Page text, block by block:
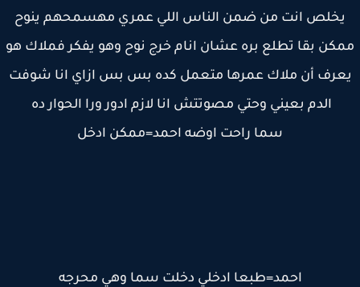
يخلص انت من ضمن الناس اللي عمري مهسمحهم ينوح
بقا تطلع بره عشان انام خرج نوح وهو يفكر فملاك هو
أن ملاك عمرها متعمل كده بس بس ازاي انا شوفت
الدم بعيني وحتي مصوتتش انا لازم ادور ورا الحوار ده
سما راحت اوضه احمد=ممكن ادخل
احمد=طبعا ادخلي دخلت سما وهي محرجه